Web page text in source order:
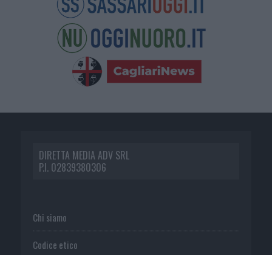
DIRETTA MEDIA ADV SRL
P.I. 02839380306
Chi siamo
Codice etico